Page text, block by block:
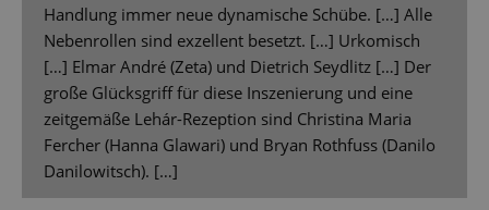
Handlung immer neue dynamische Schübe. […] Alle
Nebenrollen sind exzellent besetzt. […] Urkomisch
[…] Elmar André (Zeta) und Dietrich Seydlitz […] Der
große Glücksgriff für diese Inszenierung und eine
zeitgemäße Lehár-Rezeption sind Christina Maria
Fercher (Hanna Glawari) und Bryan Rothfuss (Danilo
Danilowitsch). […]